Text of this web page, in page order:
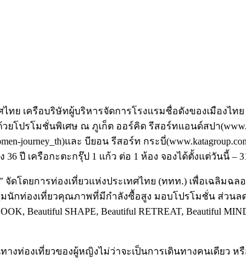
ทย เครือบริษัทผู้บริหารจัดการโรงแรมชื่อดังของเมืองไทย
โปรโมชั่นพิเศษ ณ ภูเก็ต ออร์คิด รีสอร์ทแอนด์สปา
journey_th)และ บียอน รีสอร์ท กระบี่
36 ปี เครือกะตะกรุ๊ป 1 แก้ว ต่อ 1 ห้อง จองได้ตั้งแต่วันนี้
จัดโดยการท่องเที่ยวแห่งประเทศไทย (ททท.) เพื่อเฉ
นักท่องเที่ยวคุณภาพที่มีกำลังซื้อสูง มอบโปรโมชั่น ส่วน
Beautiful SHAPE, Beautiful RETREAT,
งท่องเที่ยวของผู้หญิงไม่ว่าจะเป็นการเดินทางคนเดียว